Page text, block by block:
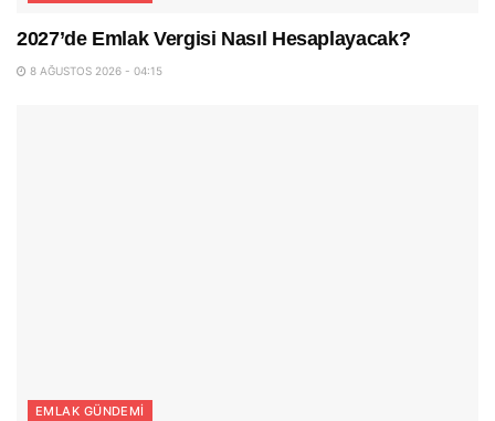
2027’de Emlak Vergisi Nasıl Hesaplayacak?
8 AĞUSTOS 2026 - 04:15
EMLAK GÜNDEMI